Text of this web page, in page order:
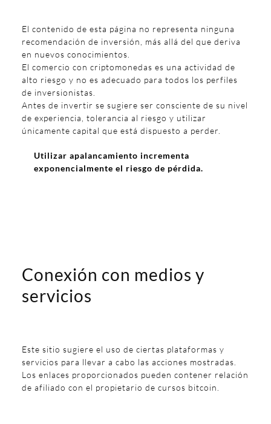
El contenido de esta página no representa ninguna
recomendación de inversión, más allá del que deriva
en nuevos conocimientos.
El comercio con criptomonedas es una actividad de
alto riesgo y no es adecuado para todos los perfiles
de inversionistas.
Antes de invertir se sugiere ser consciente de su nivel
de experiencia, tolerancia al riesgo y utilizar
únicamente capital que está dispuesto a perder.
Utilizar apalancamiento incrementa
exponencialmente el riesgo de pérdida.
Conexión con medios y
servicios
Este sitio sugiere el uso de ciertas plataformas y
servicios para llevar a cabo las acciones mostradas.
Los enlaces proporcionados pueden contener relación
de afiliado con el propietario de cursos bitcoin.